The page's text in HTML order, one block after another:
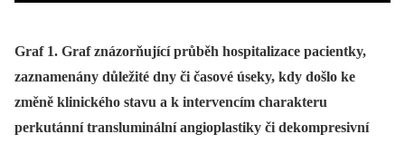
Graf 1. Graf znázorňující průběh hospitalizace pacientky,
zaznamenány důležité dny či časové úseky, kdy došlo ke
změně klinického stavu a k intervencím charakteru
perkutánní transluminální angioplastiky či dekompresivní